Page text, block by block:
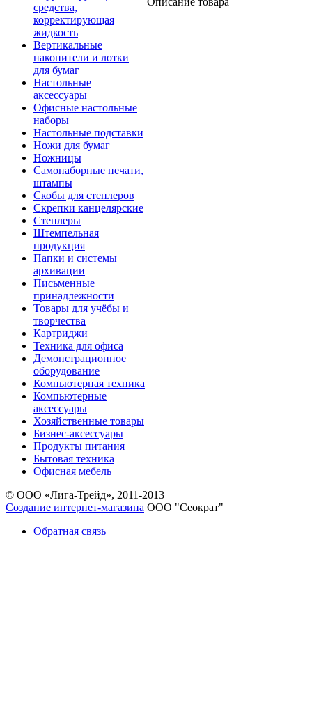
средства,
корректирующая
жидкость
Вертикальные
накопители и лотки
для бумаг
Настольные
аксессуары
Офисные настольные
наборы
Настольные подставки
Ножи для бумаг
Ножницы
Самонаборные печати,
штампы
Скобы для степлеров
Скрепки канцелярские
Степлеры
Штемпельная
продукция
Папки и системы
архивации
Письменные
принадлежности
Товары для учёбы и
творчества
Картриджи
Техника для офиса
Демонстрационное
оборудование
Компьютерная техника
Компьютерные
аксессуары
Хозяйственные товары
Бизнес-аксессуары
Продукты питания
Бытовая техника
Офисная мебель
© ООО «Лига-Трейд», 2011-2013
Создание интернет-магазина ООО "Сеократ"
Обратная связь